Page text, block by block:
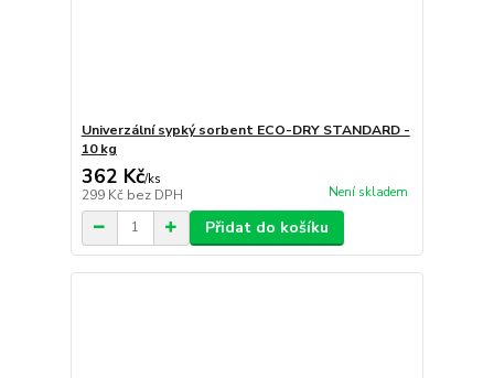
Univerzální sypký sorbent ECO-DRY STANDARD -
10 kg
362 Kč/ks
299 Kč bez DPH Není skladem
Přidat do košíku